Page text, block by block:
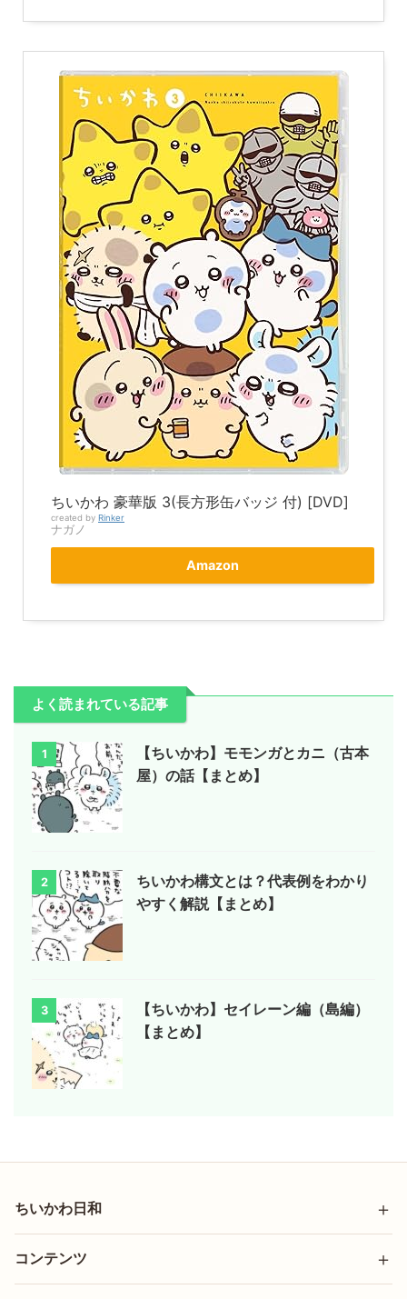
ちいかわ 豪華版 3(長方形缶バッジ 付) [DVD]
created by Rinker
ナガノ
Amazon
よく読まれている記事
1
【ちいかわ】モモンガとカニ（古本
屋）の話【まとめ】
2
ちいかわ構文とは？代表例をわかり
やすく解説【まとめ】
3
【ちいかわ】セイレーン編（島編）
【まとめ】
ちいかわ日和
コンテンツ